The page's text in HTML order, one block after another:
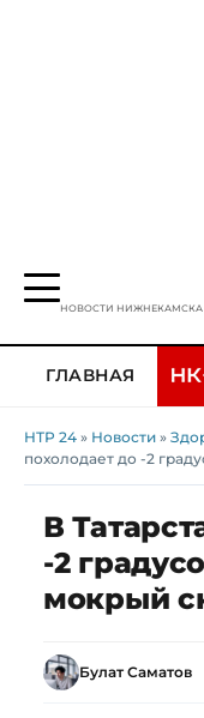
НОВОСТИ НИЖНЕКАМСКА
ГЛАВНАЯ
НТР 24 » Новости »
похолодает до -2
В
-2
мокрый
Булат Саматов